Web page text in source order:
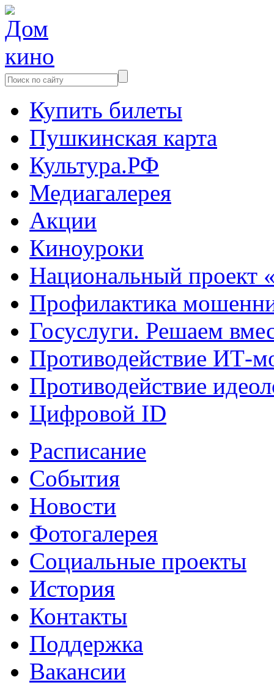
Купить билеты
Пушкинская карта
Культура.РФ
Медиагалерея
Акции
Киноуроки
Национальный проект
Профилактика
Госуслуги. Решаем
Противодействие ИТ-
Противодействие
Цифровой ID
Расписание
События
Новости
Фотогалерея
Социальные проекты
История
Контакты
Поддержка
Вакансии